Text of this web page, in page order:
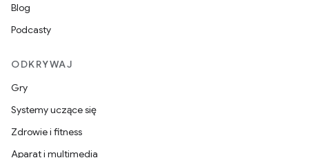
Blog
Podcasty
ODKRYWAJ
Gry
Systemy uczące się
Zdrowie i fitness
Aparat i multimedia